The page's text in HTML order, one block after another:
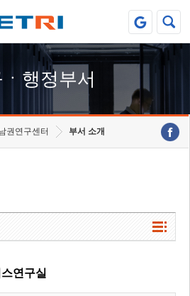
행정부서
권연구센터 부서 소개
연구실